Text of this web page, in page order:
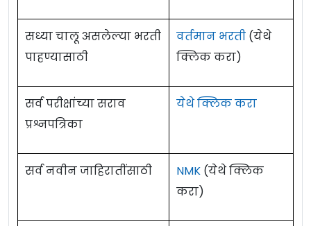
सध्या चालू असलेल्या भरती
पाहण्यासाठी
वर्तमान भरती (येथे
क्लिक करा)
सर्व परीक्षांच्या सराव
प्रश्नपत्रिका
येथे क्लिक करा
सर्व नवीन जाहिरातींसाठी NMK (येथे क्लिक
करा)